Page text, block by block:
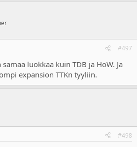
#497
luokkaa kuin TDB ja HoW. Ja
expansion TTKn tyyliin.
#498